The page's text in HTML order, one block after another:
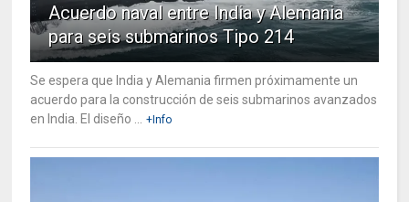
Acuerdo naval entre India y Alemania
para seis submarinos Tipo 214
Se espera que India y Alemania firmen próximamente un
acuerdo para la construcción de seis submarinos avanzados
en India. El diseño ...
+Info